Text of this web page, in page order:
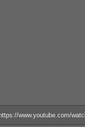
https://www.youtube.com/